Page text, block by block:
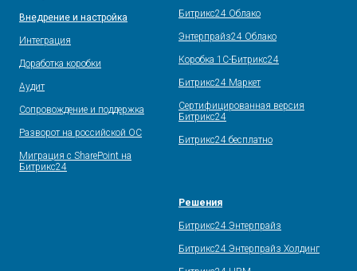
Внедрение и настройка
Интеграция
Доработка коробки
Аудит
Сопровождение и поддержка
Разворот на российской ОС
Миграция с SharePoint на
Битрикс24
Битрикс24 Облако
Энтерпрайз24 Облако
Коробка 1С-Битрикс24
Битрикс24 Маркет
Сертифицированная версия
Битрикс24
Битрикс24 бесплатно
Решения
Битрикс24 Энтерпрайз
Битрикс24 Энтерпрайз Холдинг